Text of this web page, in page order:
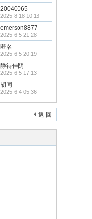
20040065
2025-8-18 10:13
emerson8877
2025-6-5 21:28
匿名
2025-6-5 20:19
静待佳阴
2025-6-5 17:13
胡同
2025-6-4 05:36
返 回